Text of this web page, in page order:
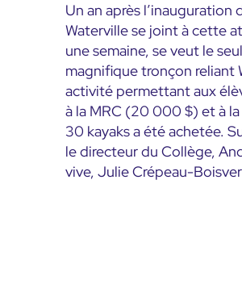
Un an après
Waterville se joint à cette
une semaine, se veut le
magnifique tronçon reliant
activité permettant aux
à la MRC (20 000 $) et à
30 kayaks a été achetée.
le directeur du Collège,
vive, Julie Crépeau-